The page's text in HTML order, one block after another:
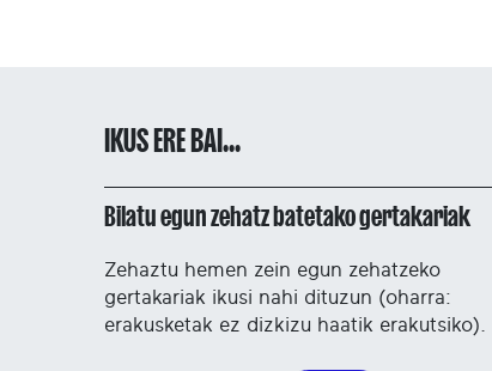
IKUS ERE BAI...
Bilatu egun zehatz batetako gertakariak
Zehaztu hemen zein egun zehatzeko
gertakariak ikusi nahi dituzun (oharra:
erakusketak ez dizkizu haatik erakutsiko).